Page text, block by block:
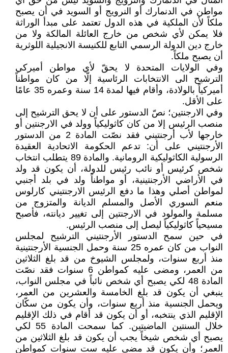
مواطن في الدنمارك أو النرويج أو السويد في أن يصبح
ملكاً لأن الملكية في هذه الدول تعتمد على مبدأ الوراثة
فلا يمكن لأي شخص من خارج العائلة المالكة ولا من
خارج دين الدولة الرسمي التابع للكنيسة الانجيلية اللوثرية
أن يصبح ملكاً.
وفي الولايات المتحدة لا يحقّ لأي مواطن أميركي
الترشيح الى الانتخابات الرئاسية إلّا من كان مواطناً
أميركياً بالولادة، وأقام فيها لمدة 14 سنة وعمره 35 عامًا
على الأقل.
وفي الارجنتين؛ نصّ الدستور على أن لا يحق الترشيح إلى
منصب الرئيس إلا من كان كاثوليكياً وولد في الارجنتين أو
خارجها لأب أرجنتيني فقد نصّت المادة 2 من الدستور
الأرجنتيني على أن: تدعم الحكومة الاتحادية العقيدة
الرسولية الكاثوليكية الرومانية. والمادة 89 يتطلب انتخاب
شخص كرئيس أو نائب رئيس للدولة، أن يكون قد ولد
في الأراضي الأرجنتينية، أو مواطناً ولد في بلد أجنبي
لمواطن أصلي وهذا ما دفع الرئيس الارجنتيني كارلوس
منعم السوري الأصل والمسلم الديانة والمتزوج من
مسلمة والمولود في الارجنتين إلى تغيير ديانته، فأصبح
مسيحياً كاثوليكياً ليصل إلى منصب الرئيس.
في حين سمح الدستور الأرجنتيني الترشيح لمجلس
النواب من كان عمره 25 سنة وحمل الجنسية الأرجنتينية
منذ أربع سنوات، ولمجلس الشيوخ من قد بلغ الثلاثين
من العمر، ومضى عليه كمواطن 6 سنوات فقد نصّت
المادة 48 لكي يصبح أي شخص نائباً في مجلس النواب،
ينبغي أن يكون قد بلغ الخامسة والعشرين من العمر،
ويحمل الجنسية منذ أربع سنوات، وأن يكون من سكّان
الإقليم الذي ينتخبه، أو أن يكون قد أقام في ذلك الإقليم
خلال السنتين الماضيتين. كما سمحت المادة 55 لكي
يصبح أي شخص شيخاً يجب أن يكون قد بلغ الثلاثين من
العمر؛ وأن يكون قد مضى عليه ست سنوات كمواطن